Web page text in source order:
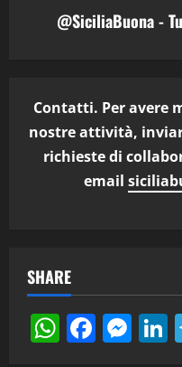
@SiciliaBuona -
Contatti. Per avere
nostre attività,
richieste di
email
SHARE